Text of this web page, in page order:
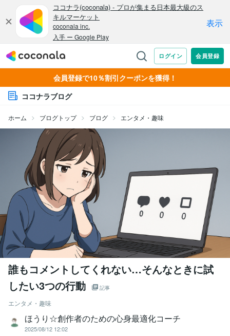
会員登録で10％割引クーポンを獲得！
ココナラブログ
ホーム ブログトップ ブログ エンタメ・趣味
誰もコメントしてくれない…そんなときに試
したい3つの行動
記事
エンタメ・趣味
ほうり☆創作者のための心身最適化コーチ
2025/08/12 12:02